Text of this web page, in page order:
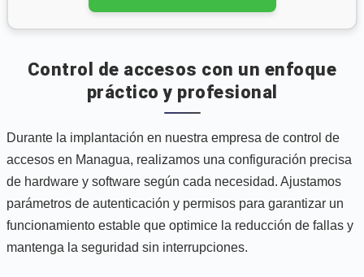
Control de accesos con un enfoque
práctico y profesional
Durante la implantación en nuestra empresa de control de
accesos en Managua, realizamos una configuración precisa
de hardware y software según cada necesidad. Ajustamos
parámetros de autenticación y permisos para garantizar un
funcionamiento estable que optimice la reducción de fallas y
mantenga la seguridad sin interrupciones.